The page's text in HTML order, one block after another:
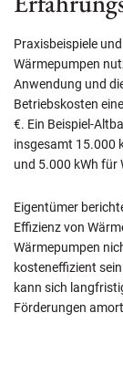
Praxisbeispiele
Wärmepumpen
Anwendung und
Betriebskosten
€. Ein Beispiel-
insgesamt 15.000
und 5.000 kWh für
Eigentümer
Effizienz von
Wärmepumpen
kosteneffizient
kann sich
Förderungen